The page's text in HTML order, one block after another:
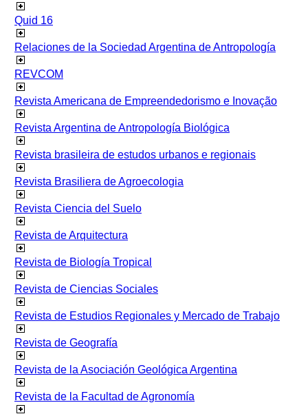
Quid 16
Relaciones de la Sociedad Argentina de Antropología
REVCOM
Revista Americana de Empreendedorismo e Inovação
Revista Argentina de Antropología Biológica
Revista brasileira de estudos urbanos e regionais
Revista Brasiliera de Agroecologia
Revista Ciencia del Suelo
Revista de Arquitectura
Revista de Biología Tropical
Revista de Ciencias Sociales
Revista de Estudios Regionales y Mercado de Trabajo
Revista de Geografía
Revista de la Asociación Geológica Argentina
Revista de la Facultad de Agronomía